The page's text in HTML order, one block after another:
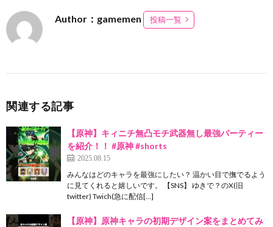
Author：gamemen 投稿一覧
関連する記事
【原神】キィニチ無凸モチ武器無し最強パーティー
を紹介！！ #原神 #shorts
2025.08.15
みんなはどのキャラを最強にしたい？ 温かい目で撫でるよう
に見てくれると嬉しいです。 【SNS】 ゆきで？のX(旧
twitter) Twich(急に配信[…]
【原神】原神キャラの初期デザイン案をまとめてみ